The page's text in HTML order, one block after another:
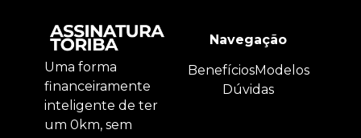
Uma forma
financeiramente
inteligente de ter
um 0km, sem
Navegação
BenefíciosModelos
Dúvidas